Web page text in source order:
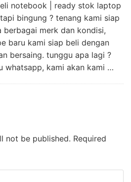
notebook | ready stok laptop
bingung ? tenang kami siap
merk dan kondisi,
baru kami siap beli dengan
bersaing. tunggu apa lagi ?
whatsapp, kami akan kami …
not be published. Required